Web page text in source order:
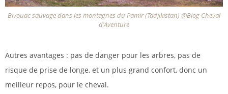
Bivouac sauvage dans les montagnes du Pamir (Tadjikistan) @Blog Cheval
d'Aventure
Autres avantages : pas de danger pour les arbres, pas de
risque de prise de longe, et un plus grand confort, donc un
meilleur repos, pour le cheval.